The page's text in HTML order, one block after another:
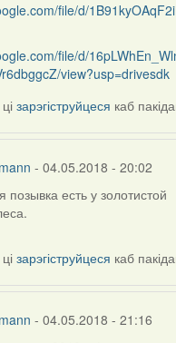
file/d/
file/d/
view?usp=drivesdk
цізарэгіструйцеся каб
- 04.05.2018 - 20:02
позывка есть у золотистой
цізарэгіструйцеся каб
- 04.05.2018 - 21:16